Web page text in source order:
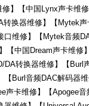
】【中国Lynx声卡维
转换器维修】【Mytek
维修】【Mytek音频
【中国Dream声卡维
DA转换器维修】【
Burl音频DAC解码器
声卡维修】【Apogee